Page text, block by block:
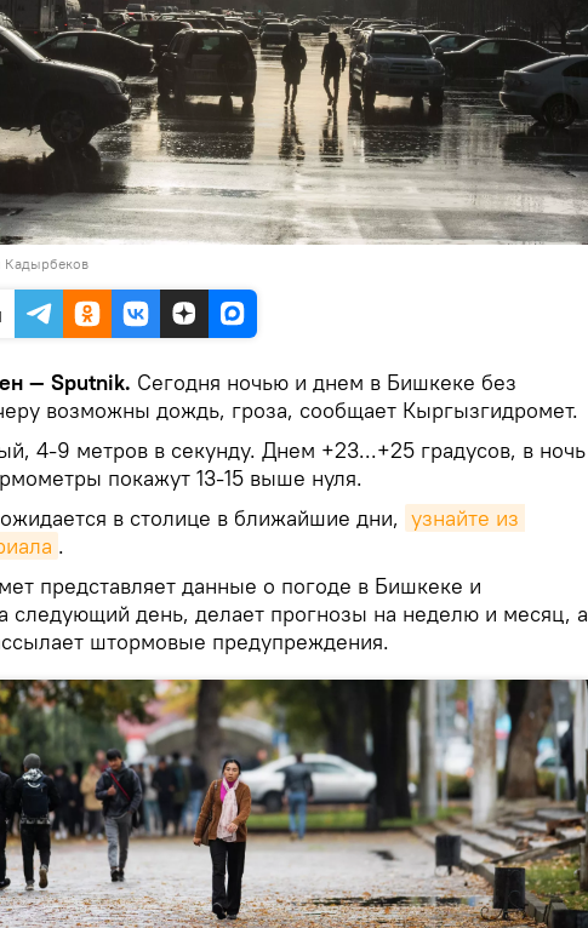
Кадырбеков
— Sputnik. Сегодня ночью и днем в Бишкеке без
возможны дождь, гроза, сообщает Кыргызгидромет.
4-9 метров в секунду. Днем +23...+25 градусов, в ночь
покажут 13-15 выше нуля.
в столице в ближайшие дни, узнайте из
.
представляет данные о погоде в Бишкеке и
следующий день, делает прогнозы на неделю и месяц, а
штормовые предупреждения.